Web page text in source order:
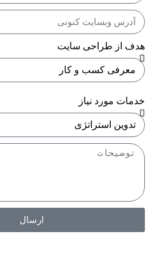
هدف از طراحی سایت
خدمات مورد نیاز
ارسال